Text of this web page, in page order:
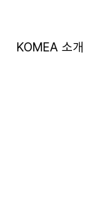
KOMEA 소개